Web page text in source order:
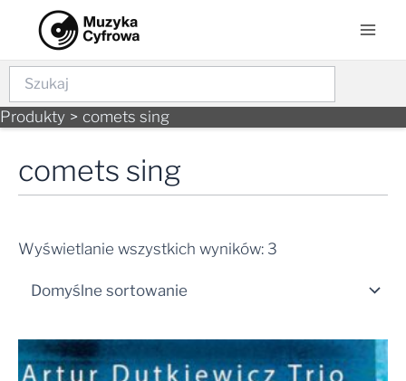
content
Szukaj
Produkty comets sing
comets sing
Wyświetlanie wszystkich wyników: 3